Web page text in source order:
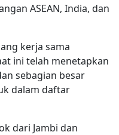
ASEAN, India, dan
kerja sama
ini telah menetapkan
sebagian besar
dalam daftar
dari Jambi dan